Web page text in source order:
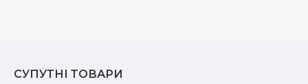
СУПУТНІ ТОВАРИ